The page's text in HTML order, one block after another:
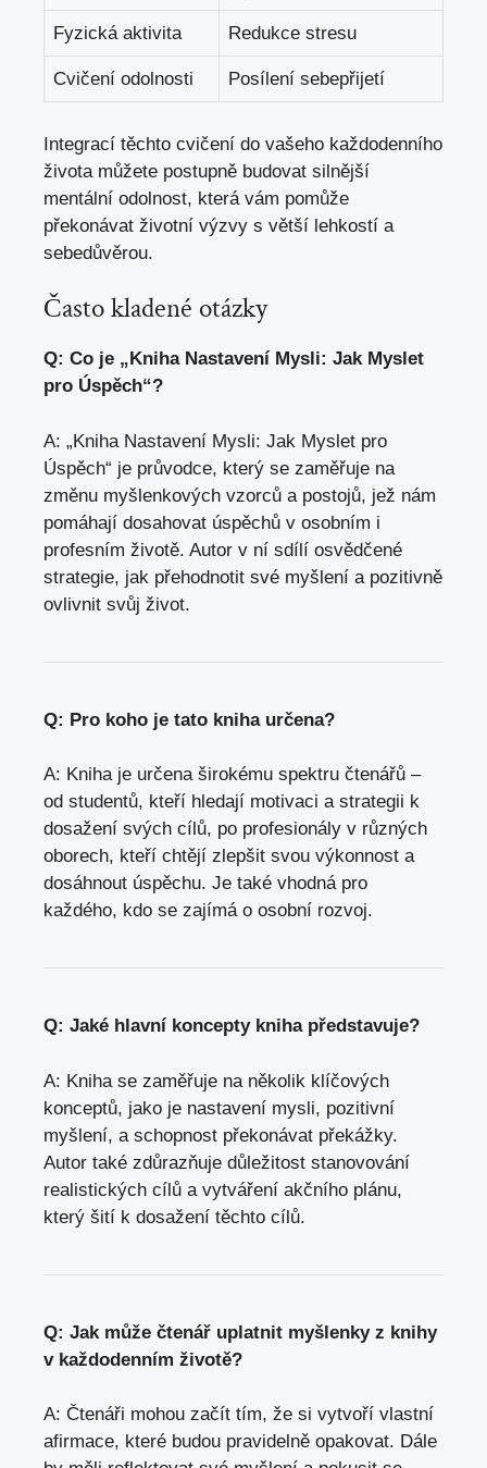
Fyzická aktivita Redukce stresu
Cvičení odolnosti Posílení sebepřijetí
Integrací těchto cvičení do vašeho každodenního
života můžete postupně budovat silnější
mentální odolnost, která vám pomůže
překonávat životní výzvy s větší lehkostí a
sebedůvěrou.
Často kladené otázky
Q: Co je „Kniha Nastavení Mysli: Jak Myslet
pro Úspěch“?
A: „Kniha Nastavení Mysli: Jak Myslet pro
Úspěch“ je průvodce, který se zaměřuje na
změnu myšlenkových vzorců a postojů, jež nám
pomáhají dosahovat úspěchů v osobním i
profesním životě. Autor v ní sdílí osvědčené
strategie, jak přehodnotit své myšlení a pozitivně
ovlivnit svůj život.
Q: Pro koho je tato kniha určena?
A: Kniha je určena širokému spektru čtenářů –
od studentů, kteří hledají motivaci a strategii k
dosažení svých cílů, po profesionály v různých
oborech, kteří chtějí zlepšit svou výkonnost a
dosáhnout úspěchu. Je také vhodná pro
každého, kdo se zajímá o osobní rozvoj.
Q: Jaké hlavní koncepty kniha představuje?
A: Kniha se zaměřuje na několik klíčových
konceptů, jako je nastavení mysli, pozitivní
myšlení, a schopnost překonávat překážky.
Autor také zdůrazňuje důležitost stanovování
realistických cílů a vytváření akčního plánu,
který šití k dosažení těchto cílů.
Q: Jak může čtenář uplatnit myšlenky z knihy
v každodenním životě?
A: Čtenáři mohou začít tím, že si vytvoří vlastní
afirmace, které budou pravidelně opakovat. Dále